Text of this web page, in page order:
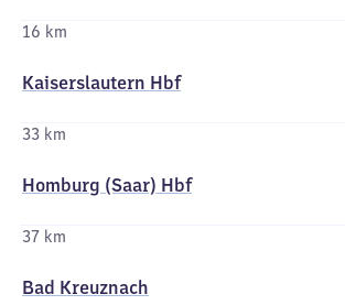
16 km
Kaiserslautern Hbf
33 km
Homburg (Saar) Hbf
37 km
Bad Kreuznach